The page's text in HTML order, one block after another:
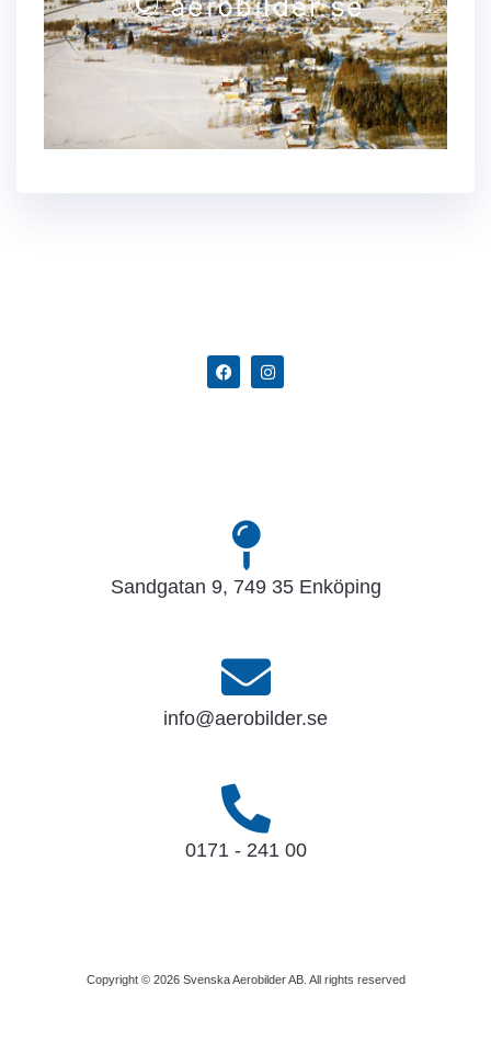
Sandgatan 9, 749 35 Enköping
info@aerobilder.se
0171 - 241 00
Copyright © 2026 Svenska Aerobilder AB. All rights reserved